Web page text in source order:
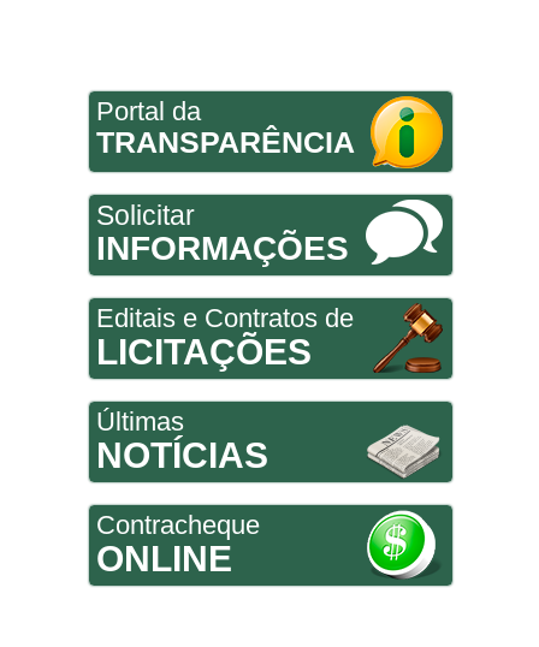
Portal da
TRANSPARÊNCIA
Solicitar
INFORMAÇÕES
Editais e Contratos de
LICITAÇÕES
Últimas
NOTÍCIAS
Contracheque
ONLINE